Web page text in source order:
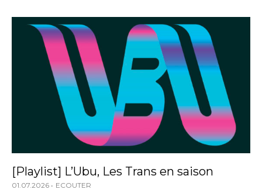
[Playlist] L’Ubu, Les Trans en saison
01.07.2026 ECOUTER